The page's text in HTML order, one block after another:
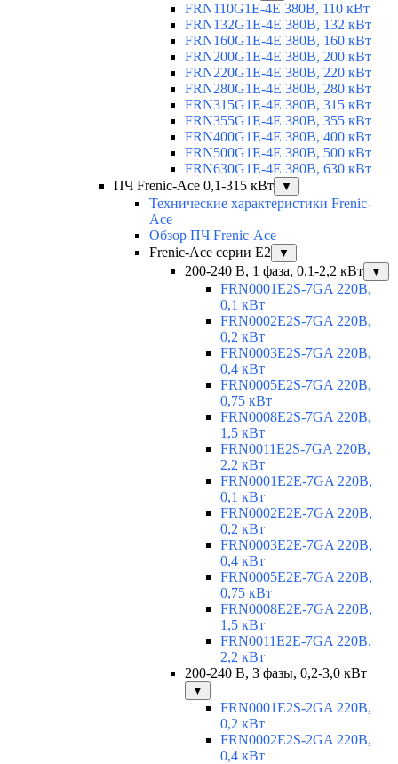
FRN110G1E-4E 380В, 110 кВт
FRN132G1E-4E 380В, 132 кВт
FRN160G1E-4E 380В, 160 кВт
FRN200G1E-4E 380В, 200 кВт
FRN220G1E-4E 380В, 220 кВт
FRN280G1E-4E 380В, 280 кВт
FRN315G1E-4E 380В, 315 кВт
FRN355G1E-4E 380В, 355 кВт
FRN400G1E-4E 380В, 400 кВт
FRN500G1E-4E 380В, 500 кВт
FRN630G1E-4E 380В, 630 кВт
ПЧ Frenic-Ace 0,1-315 кВт
▼
Технические характеристики Frenic-
Ace
Обзор ПЧ Frenic-Ace
Frenic-Ace серии E2
▼
200-240 В, 1 фаза, 0,1-2,2 кВт ▼
FRN0001E2S-7GA 220В,
0,1 кВт
FRN0002E2S-7GA 220В,
0,2 кВт
FRN0003E2S-7GA 220В,
0,4 кВт
FRN0005E2S-7GA 220В,
0,75 кВт
FRN0008E2S-7GA 220В,
1,5 кВт
FRN0011E2S-7GA 220В,
2,2 кВт
FRN0001E2E-7GA 220В,
0,1 кВт
FRN0002E2E-7GA 220В,
0,2 кВт
FRN0003E2E-7GA 220В,
0,4 кВт
FRN0005E2E-7GA 220В,
0,75 кВт
FRN0008E2E-7GA 220В,
1,5 кВт
FRN0011E2E-7GA 220В,
2,2 кВт
200-240 В, 3 фазы, 0,2-3,0 кВт
▼
FRN0001E2S-2GA 220В,
0,2 кВт
FRN0002E2S-2GA 220В,
0,4 кВт